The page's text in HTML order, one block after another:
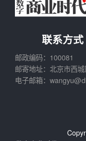
联系方式
邮政编码：100081
邮寄地址：北京市西
电子邮箱：